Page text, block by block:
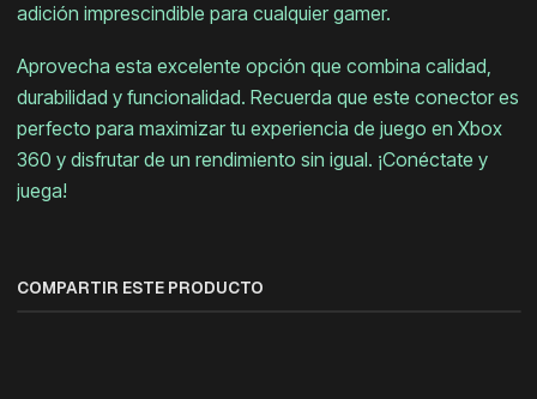
adición imprescindible para cualquier gamer.
Aprovecha esta excelente opción que combina calidad,
durabilidad y funcionalidad. Recuerda que este conector es
perfecto para maximizar tu experiencia de juego en Xbox
360 y disfrutar de un rendimiento sin igual. ¡Conéctate y
juega!
COMPARTIR ESTE PRODUCTO